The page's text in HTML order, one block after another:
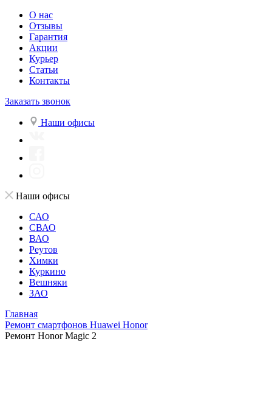
О нас
Отзывы
Гарантия
Акции
Курьер
Статьи
Контакты
Заказать звонок
Наши офисы
Наши офисы
САО
СВАО
ВАО
Реутов
Химки
Куркино
Вешняки
ЗАО
Главная
Ремонт смартфонов Huawei Honor
Ремонт Honor Magic 2